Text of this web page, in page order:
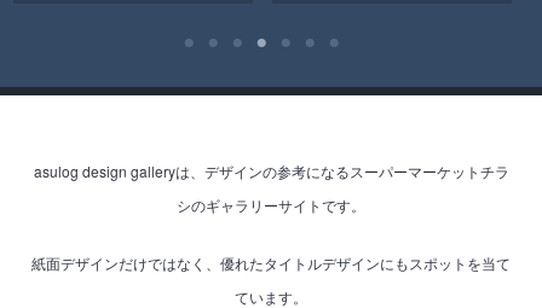
asulog design galleryは、デザインの参考になるスーパーマーケットチラ
シのギャラリーサイトです。
紙面デザインだけではなく、優れたタイトルデザインにもスポットを当て
ています。